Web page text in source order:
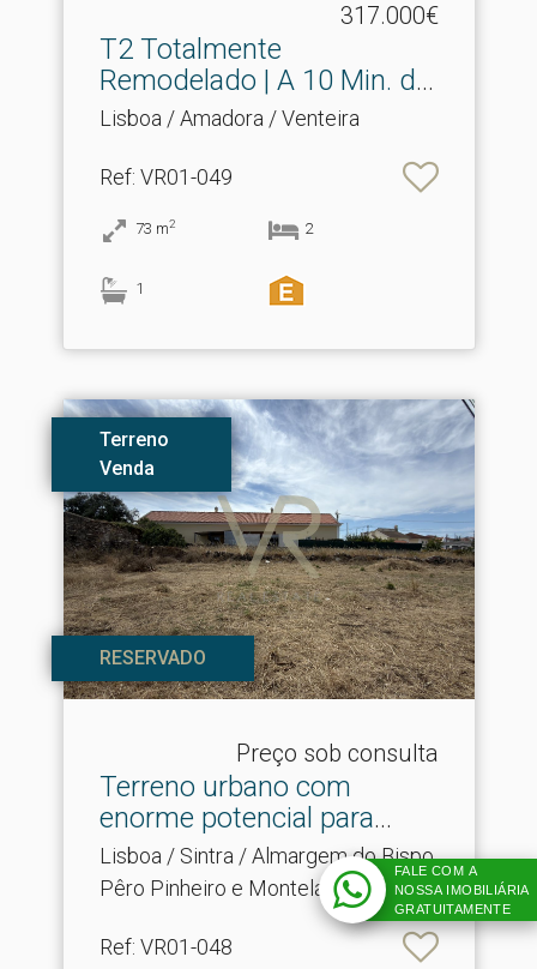
317.000€
T2 Totalmente
Remodelado | A 10 Min.​ da
Rebol...
Lisboa / Amadora / Venteira
Ref: VR01-049
73 m2 2
1
Terreno
Venda
RESERVADO
Preço sob consulta
Terreno urbano com
enorme potencial para
conc.​..
Lisboa / Sintra / Almargem do Bispo,
Pêro Pinheiro e Montelavar
Ref: VR01-048
FALE COM A
NOSSA IMOBILIÁRIA
GRATUITAMENTE